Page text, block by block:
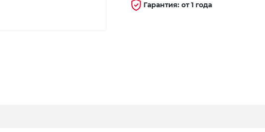
Гарантия: от 1 года